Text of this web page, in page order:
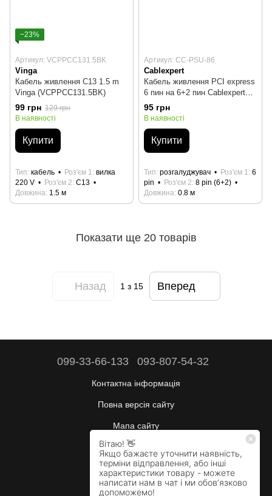
−23%
Артикул: VCPPCC131.5BK
Vinga
Кабель живлення C13 1.5 m
Vinga (VCPPCC131.5BK)
99 грн 129 грн
В наявності
Купити
Тип кабель Роз'єм 1 вилка
220 V
Роз'єм 2 C13
Довжина 1.5 м
Артикул: CC-PSU-86
Cablexpert
Кабель живлення PCI express
6 пин на 6+2 пин Cablexpert
(CC-PSU-86)
95 грн
В наявності
Купити
Тип розгалуджувач Роз'єм 1 6
pin
Роз'єм 2 8 pin (6+2)
Довжина 0.8 м
Показати ще 20 товарів
Назад 1з 15 Вперед
099-33-66-133 093-807-54-32
Контактна інформація
Повна версія сайту
Мапа сайту
Будні: 10:00–17:00
Сб:вихідний